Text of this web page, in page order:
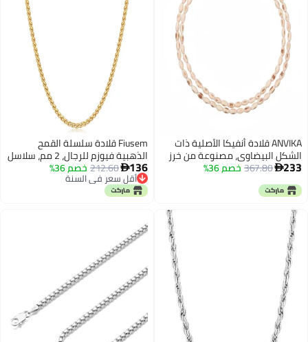
ANVIKA قلادة أنفيكا الأصلية ذات
الشكل البيضاوي، مصنوعة من خرز
تولسي مزدوج دائري، مناسبة للرجال
والنساء، قلادة دينية من خرز الريحان
المقدس
233
367.80خصم 36%
Fiusem قلادة سلسلة القمح
الذهبية فيوزم للرجال، 2 مم، سلاسل
قلائد من الفولاذ المقاوم للصدأ
للرجال والنساء، سلسلة قلادة للرجال
بطول 18 بوصة
136
212.60خصم 36%
أقل سعر في السنة
أقل سعر في السنة